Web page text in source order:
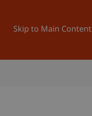
Skip to Main Content